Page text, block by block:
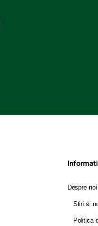
Despre noi
Stiri si
Politica